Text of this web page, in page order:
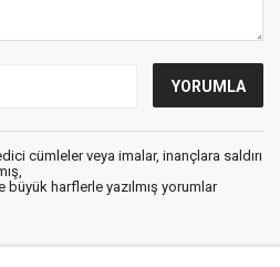
cümleler veya imalar, inançlara saldırı
büyük harflerle yazılmış yorumlar